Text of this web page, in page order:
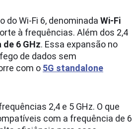
do Wi-Fi 6, denominada Wi-Fi
à frequências. Além dos 2,4
de 6 GHz. Essa expansão no
de dados sem
com o 5G standalone
2,4 e 5 GHz. O que
com a frequência de 6